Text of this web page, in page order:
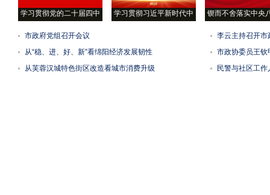
学习贯彻党的二十届四中 学习贯彻习近平新时代中 锲而不舍落实中央
市政府党组召开会议
李云主持召开市
从“稳、进、好、新”看绵阳经济发展韧性
市政协委员王钦
从芙蓉汉城特色街区改造看城市消费升级
民警与社区工